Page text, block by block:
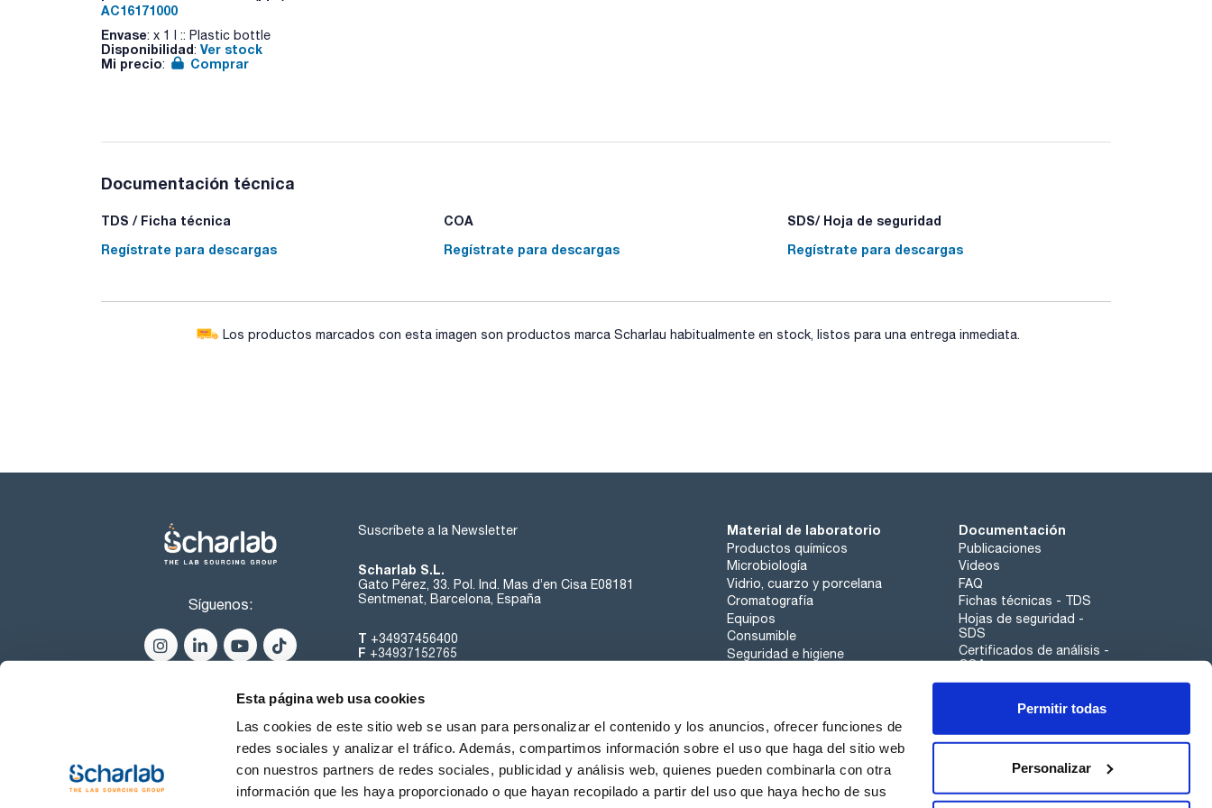
Esta página web usa cookies
Las cookies de este sitio web se usan para personalizar el contenido y los anuncios, ofrecer funciones de
redes sociales y analizar el tráfico. Además, compartimos información sobre el uso que haga del sitio web
con nuestros partners de redes sociales, publicidad y análisis web, quienes pueden combinarla con otra
información que les haya proporcionado o que hayan recopilado a partir del uso que haya hecho de sus
Permitir todas
Personalizar
AC16171000
Envase: x 1 l :: Plastic bottle
Disponibilidad: Ver stock
Mi precio: Comprar
Documentación técnica
TDS / Ficha técnica
Regístrate para descargas
COA
Regístrate para descargas
SDS/ Hoja de seguridad
Regístrate para descargas
Los productos marcados con esta imagen son productos marca Scharlau habitualmente en stock, listos para una entrega inmediata.
Síguenos:
Suscríbete a la Newsletter
Scharlab S.L.
Gato Pérez, 33. Pol. Ind. Mas d’en Cisa E08181
Sentmenat, Barcelona, España
T +34937456400
F +34937152765
Material de laboratorio
Productos químicos
Microbiología
Vidrio, cuarzo y porcelana
Cromatografía
Equipos
Consumible
Seguridad e higiene
Documentación
Publicaciones
Videos
FAQ
Fichas técnicas - TDS
Hojas de seguridad -
SDS
Certificados de análisis -
COA
Aplicaciones
Canal de denuncias
Sobre nosotros Contacta